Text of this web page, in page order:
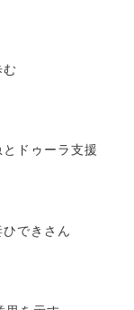
む
ドゥーラ支援
できさん